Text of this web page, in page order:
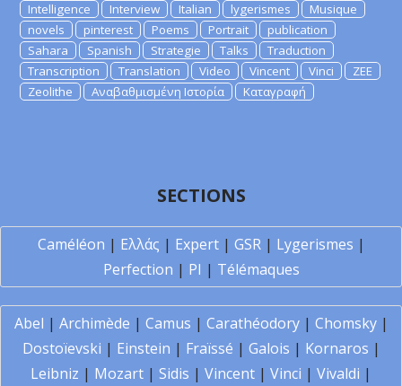
Intelligence
Interview Italian lygerismes
Musique
novels
pinterest Poems Portrait
publication
Sahara
Spanish Strategie Talks
Traduction
Transcription
Translation Video Vincent Vinci
ZEE
Zeolithe
Αναβαθμισμένη Ιστορία Καταγραφή
SECTIONS
Caméléon | Ελλάς | Expert| GSR| Lygerismes |
Perfection | PI | Télémaques
Abel | Archimède | Camus | Carathéodory| Chomsky|
Dostoïevski | Einstein | Fraïssé | Galois | Kornaros |
Leibniz | Mozart | Sidis | Vincent | Vinci | Vivaldi |